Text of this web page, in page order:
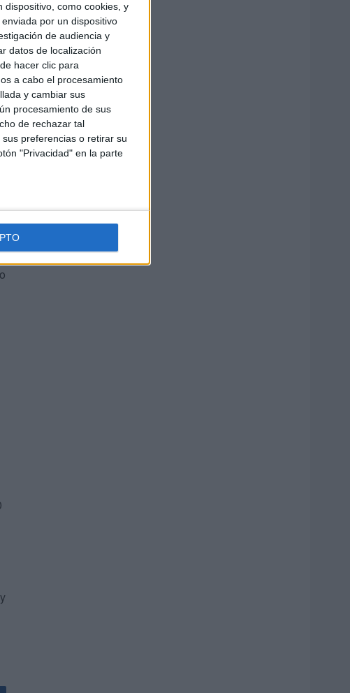
dispositivo, como cookies, y
por un dispositivo
de audiencia y
datos de localización
hacer clic para
a cabo el procesamiento
y cambiar sus
procesamiento de sus
de rechazar tal
preferencias o retirar su
"Privacidad" en la parte